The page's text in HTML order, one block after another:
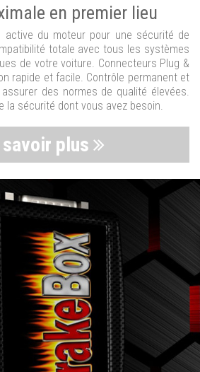
en premier lieu
active du moteur pour une sécurité de
totale avec tous les systèmes
de votre voiture. Connecteurs Plug &
rapide et facile. Contrôle permanent et
des normes de qualité élevées.
la sécurité dont vous avez besoin.
savoir plus